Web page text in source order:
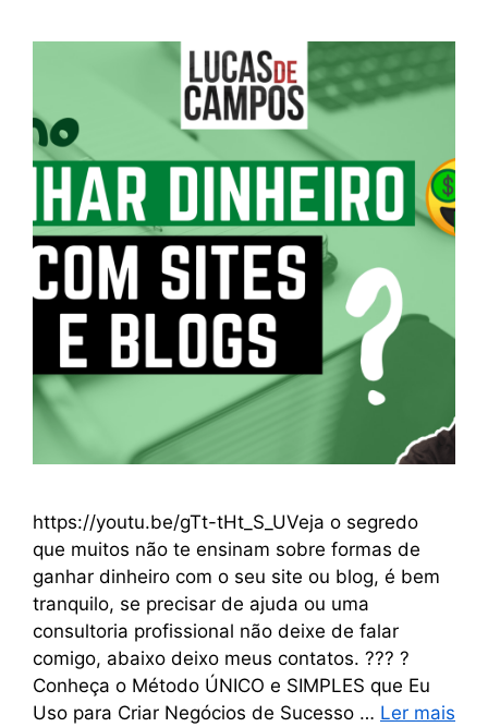
https://youtu.be/gTt-tHt_S_UVeja o segredo
que muitos não te ensinam sobre formas de
ganhar dinheiro com o seu site ou blog, é bem
tranquilo, se precisar de ajuda ou uma
consultoria profissional não deixe de falar
comigo, abaixo deixo meus contatos. ??? ?
Conheça o Método ÚNICO e SIMPLES que Eu
Uso para Criar Negócios de Sucesso … Ler mais